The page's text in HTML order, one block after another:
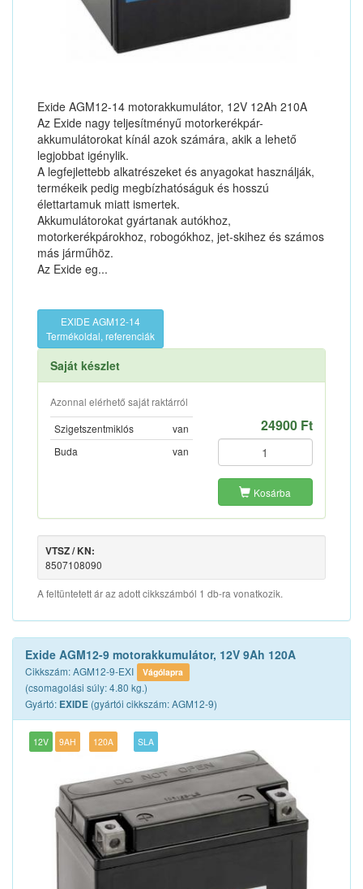
Exide AGM12-14 motorakkumulátor, 12V 12Ah 210A
Az Exide nagy teljesítményű motorkerékpár-
akkumulátorokat kínál azok számára, akik a lehető
legjobbat igénylik.
A legfejlettebb alkatrészeket és anyagokat használják,
termékeik pedig megbízhatóságuk és hosszú
élettartamuk miatt ismertek.
Akkumulátorokat gyártanak autókhoz,
motorkerékpárokhoz, robogókhoz, jet-skihez és számos
más járműhöz.
Az Exide eg...
EXIDE AGM12-14
Termékoldal, referenciák
Saját készlet
Azonnal elérhető saját raktárról
Szigetszentmiklós
van
Buda
van
24900 Ft
Kosárba
VTSZ / KN:
8507108090
A feltüntetett ár az adott cikkszámból 1 db-ra vonatkozik.
Exide AGM12-9 motorakkumulátor, 12V 9Ah 120A
Cikkszám: AGM12-9-EXI Vágólapra
(csomagolási súly: 4.80 kg.)
Gyártó: EXIDE (gyártói cikkszám: AGM12-9)
12V 9AH 120A SLA